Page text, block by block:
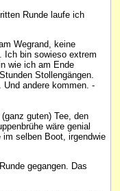
Runde laufe ich
Wegrand, keine
Ich bin sowieso extrem
wie ich am Ende
Stollengängen.
andere kommen. -
guten) Tee, den
wäre genial
selben Boot, irgendwie
gegangen. Das